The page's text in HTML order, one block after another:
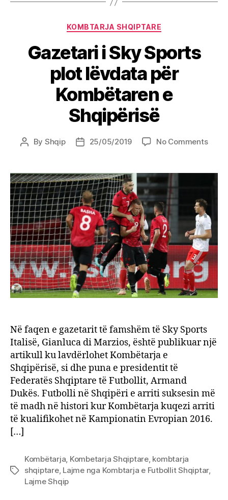
Categories
KOMBTARJA SHQIPTARE
Gazetari i Sky Sports
plot lëvdata për
Kombëtaren e
Shqipërisë
Post
By Shqip
Post25/05/2019 No Commentson
Sky
për
e
Në faqen e gazetarit të famshëm të Sky Sports
Italisë, Gianluca di Marzios, është publikuar një
artikull ku lavdërlohet Kombëtarja e
Shqipërisë, si dhe puna e presidentit të
Federatës Shqiptare të Futbollit, Armand
Dukës. Futbolli në Shqipëri e arriti suksesin më
të madh në histori kur Kombëtarja kuqezi arriti
të kualifikohet në Kampionatin Evropian 2016.
[…]
Tags
Kombëtarja, Kombetarja Shqiptare, kombtarja
shqiptare, Lajme nga Kombtarja e Futbollit Shqiptar,
Lajme Shqip